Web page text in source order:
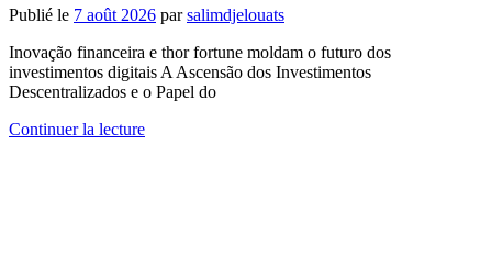
Publié le 7 août 2026 parsalimdjelouats
Inovação financeira e thor fortune moldam o futuro dos
investimentos digitais A Ascensão dos Investimentos
Descentralizados e o Papel do
Continuer la lecture